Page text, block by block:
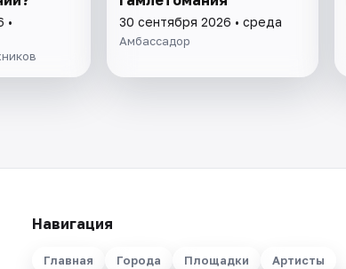
•
30 сентября 2026 • среда
Амбассадор
Навигация
Главная Города Площадки Артисты